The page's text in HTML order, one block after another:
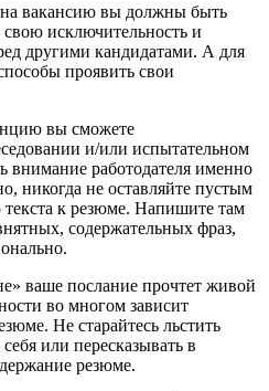
вакансию вы должны быть
исключительность и
другими кандидатами. А для
проявить свои
вы сможете
и/или испытательном
внимание работодателя именно
никогда не оставляйте пустым
текста к резюме. Напишите там
содержательных фраз,
ваше послание прочтет живой
во многом зависит
Не старайтесь льстить
или пересказывать в
резюме.